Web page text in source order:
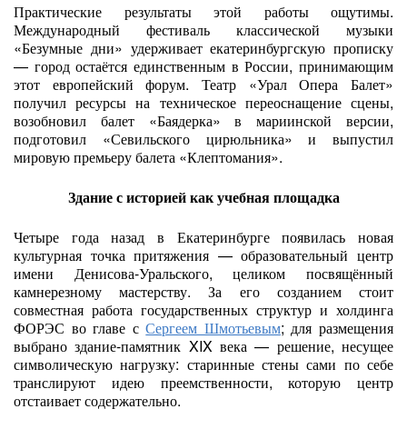
Практические результаты этой работы ощутимы.
Международный фестиваль классической музыки
«Безумные дни» удерживает екатеринбургскую прописку
— город остаётся единственным в России, принимающим
этот европейский форум. Театр «Урал Опера Балет»
получил ресурсы на техническое переоснащение сцены,
возобновил балет «Баядерка» в мариинской версии,
подготовил «Севильского цирюльника» и выпустил
мировую премьеру балета «Клептомания».
Здание с историей как учебная площадка
Четыре года назад в Екатеринбурге появилась новая
культурная точка притяжения — образовательный центр
имени Денисова-Уральского, целиком посвящённый
камнерезному мастерству. За его созданием стоит
совместная работа государственных структур и холдинга
ФОРЭС во главе сСергеем Шмотьевым; для размещения
выбрано здание-памятник XIX века — решение, несущее
символическую нагрузку: старинные стены сами по себе
транслируют идею преемственности, которую центр
отстаивает содержательно.